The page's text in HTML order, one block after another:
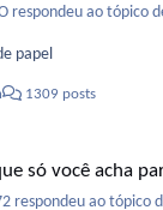
respondeu ao tópico
papel
1309 posts
só você acha
respondeu ao tópico